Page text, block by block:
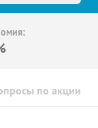
по акции